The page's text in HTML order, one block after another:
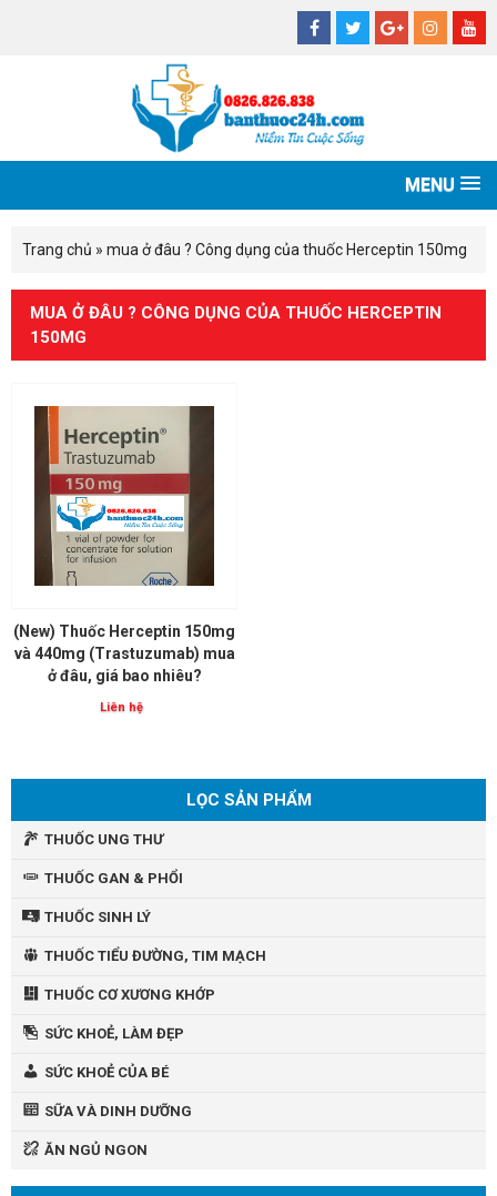
MENU
Trang chủ » mua ở đâu ? Công dụng của thuốc Herceptin 150mg
MUA Ở ĐÂU ? CÔNG DỤNG CỦA THUỐC HERCEPTIN
150MG
(New) Thuốc Herceptin 150mg
và 440mg (Trastuzumab) mua
ở đâu, giá bao nhiêu?
Liên hệ
LỌC SẢN PHẨM
THUỐC UNG THƯ
THUỐC GAN & PHỔI
THUỐC SINH LÝ
THUỐC TIỂU ĐƯỜNG, TIM MẠCH
THUỐC CƠ XƯƠNG KHỚP
SỨC KHOẺ, LÀM ĐẸP
SỨC KHOẺ CỦA BÉ
SỮA VÀ DINH DƯỠNG
ĂN NGỦ NGON